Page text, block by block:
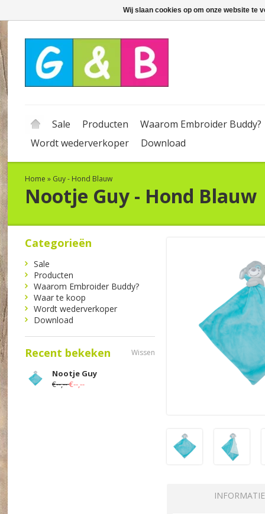
Sale Producten
Waarom Embroider Buddy?
Wordt wederverkoper
Download
Home » Guy - Hond Blauw
Nootje Guy - Hond Blauw
INFORMATIE
Categorieën
Sale
Producten
Waarom Embroider Buddy?
Waar te koop
Wordt wederverkoper
Download
Recent bekeken Wissen
Nootje Guy
€--,--€--,--
Wij slaan cookies op om onze website te